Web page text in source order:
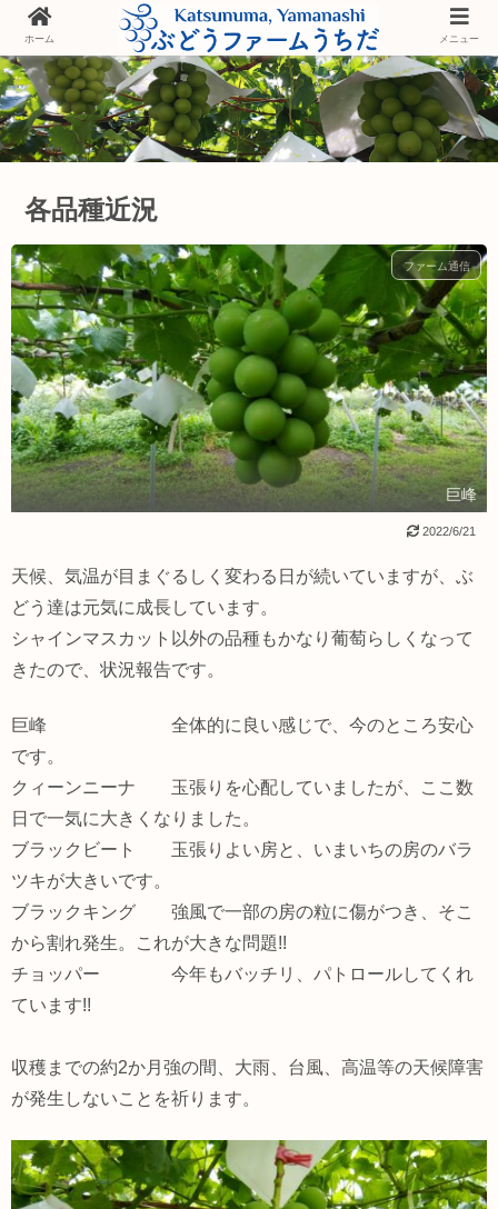
各品種近況
ファーム通信
巨峰
2022/6/21
天候、気温が目まぐるしく変わる日が続いていますが、ぶ
どう達は元気に成長しています。
シャインマスカット以外の品種もかなり葡萄らしくなって
きたので、状況報告です。
巨峰 全体的に良い感じで、今のところ安心
です。
クィーンニーナ 玉張りを心配していましたが、ここ数
日で一気に大きくなりました。
ブラックビート 玉張りよい房と、いまいちの房のバラ
ツキが大きいです。
ブラックキング 強風で一部の房の粒に傷がつき、そこ
から割れ発生。これが大きな問題!!
チョッパー 今年もバッチリ、パトロールしてくれ
ています!!
収穫までの約2か月強の間、大雨、台風、高温等の天候障害
が発生しないことを祈ります。
ホーム メニュー